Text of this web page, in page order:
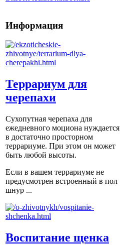
Информация
Террариум для
черепахи
Сухопутная черепаха для
ежедневного моциона нуждается
в достаточно просторном
террариуме. При этом он может
быть любой высоты.
Если в вашем террариуме не
предусмотрен встроенный в пол
шнур ...
Воспитание щенка